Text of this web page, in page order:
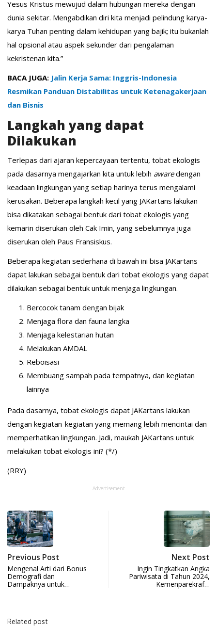
Yesus Kristus mewujud dalam hubungan mereka dengan
dunia sekitar. Mengabdikan diri kita menjadi pelindung karya-
karya Tuhan penting dalam kehidupan yang bajik; itu bukanlah
hal opsional atau aspek sekunder dari pengalaman
kekristenan kita.”
BACA JUGA: Jalin Kerja Sama: Inggris-Indonesia
Resmikan Panduan Distabilitas untuk Ketenagakerjaan
dan Bisnis
Langkah yang dapat
Dilakukan
Terlepas dari ajaran kepercayaan tertentu, tobat ekologis
pada dasarnya mengajarkan kita untuk lebih awaredengan
keadaan lingkungan yang setiap harinya terus mengalami
kerusakan. Beberapa langkah kecil yang JAKartans lakukan
bisa dikatakan sebagai bentuk dari tobat ekologis yang
kemarin diserukan oleh Cak Imin, yang sebelumnya juga
diserukan oleh Paus Fransiskus.
Beberapa kegiatan sederhana di bawah ini bisa JAKartans
dapat lakukan sebagai bentuk dari tobat ekologis yang dapat
dilakukan sebagai bentuk untuk menjaga lingkungan.
Bercocok tanam dengan bijak
Menjaga flora dan fauna langka
Menjaga kelestarian hutan
Melakukan AMDAL
Reboisasi
Membuang sampah pada tempatnya, dan kegiatan
lainnya
Pada dasarnya, tobat ekologis dapat JAKartans lakukan
dengan kegiatan-kegiatan yang memang lebih mencintai dan
memperhatikan lingkungan. Jadi, maukah JAKartans untuk
melakukan tobat ekologis ini? (*/)
(RRY)
Advertisement
Previous Post
Mengenal Arti dari Bonus
Demografi dan
Dampaknya untuk…
Next Post
Ingin Tingkatkan Angka
Pariwisata di Tahun 2024,
Kemenparekraf…
Related post